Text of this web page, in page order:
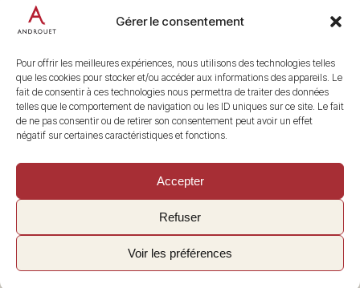
Gérer le consentement
Pour offrir les meilleures expériences, nous utilisons des technologies telles
que les cookies pour stocker et/ou accéder aux informations des appareils. Le
fait de consentir à ces technologies nous permettra de traiter des données
telles que le comportement de navigation ou les ID uniques sur ce site. Le fait
de ne pas consentir ou de retirer son consentement peut avoir un effet
négatif sur certaines caractéristiques et fonctions.
Accepter
Refuser
Voir les préférences
L’ART DU FROMAGE
Nous suivre
@maisonandrouet
Copyright © 2026 Androuet
Site parMake the Grade